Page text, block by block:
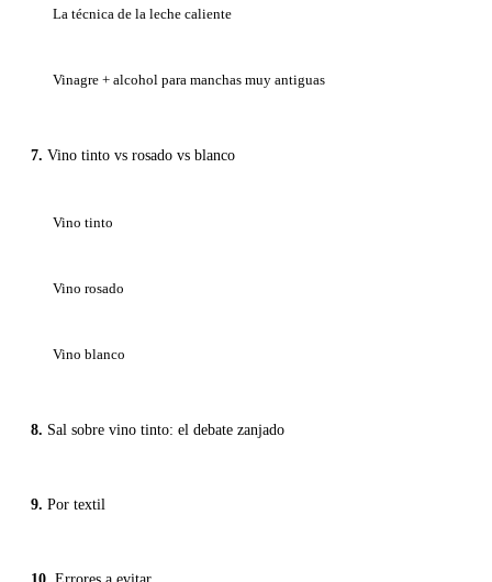
La técnica de la leche caliente
Vinagre + alcohol para manchas muy antiguas
Vino tinto vs rosado vs blanco
Vino tinto
Vino rosado
Vino blanco
Sal sobre vino tinto: el debate zanjado
Por textil